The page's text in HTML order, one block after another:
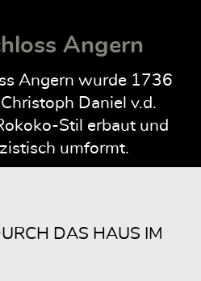
Angern
Angern wurde 1736
Daniel v.d.
Stil erbaut und
umformt.
DAS HAUS IM